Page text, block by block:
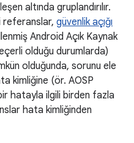
altında gruplandırılır.
referanslar, güvenlik açığı
Android Açık Kaynak
olduğu durumlarda)
olduğunda, sorunu ele
kimliğine (ör. AOSP
hatayla ilgili birden fazla
hata kimliğinden